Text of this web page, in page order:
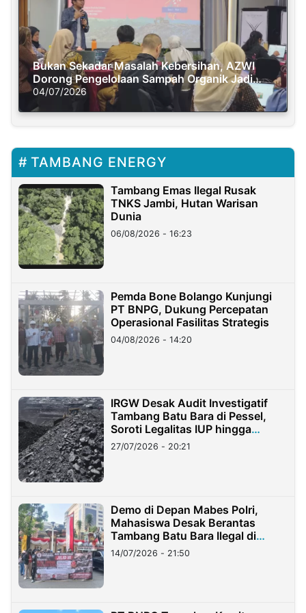
Bukan Sekadar Masalah Kebersihan, AZWI
Dorong Pengelolaan Sampah Organik Jadi
Solusi Krisis Iklim
04/07/2026
TAMBANG ENERGY
Tambang Emas Ilegal Rusak
TNKS Jambi, Hutan Warisan
Dunia
06/08/2026 - 16:23
Pemda Bone Bolango Kunjungi
PT BNPG, Dukung Percepatan
Operasional Fasilitas Strategis
04/08/2026 - 14:20
IRGW Desak Audit Investigatif
Tambang Batu Bara di Pessel,
Soroti Legalitas IUP hingga
Stockpile
27/07/2026 - 20:21
Demo di Depan Mabes Polri,
Mahasiswa Desak Berantas
Tambang Batu Bara Ilegal di
Lampung
14/07/2026 - 21:50